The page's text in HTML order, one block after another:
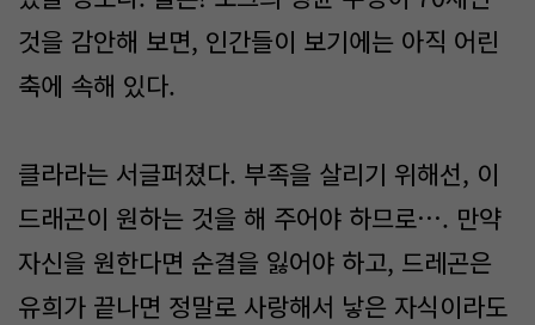
것을 감안해 보면, 인간들이 보기에는 아직 어린
축에 속해 있다.
클라라는 서글퍼졌다. 부족을 살리기 위해선, 이
드래곤이 원하는 것을 해 주어야 하므로…. 만약
자신을 원한다면 순결을 잃어야 하고, 드레곤은
유희가 끝나면 정말로 사랑해서 낳은 자식이라도